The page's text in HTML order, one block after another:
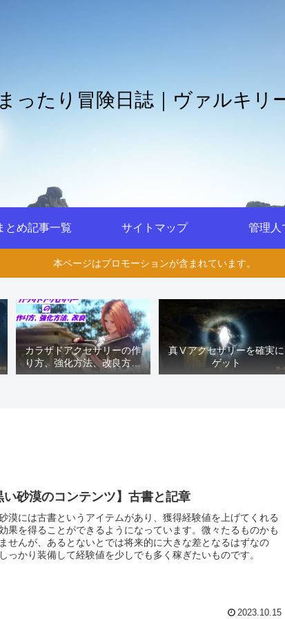
ったり冒険日誌｜ヴァルキリ
とめ記事一覧 サイトマップ 管理人
本ページはプロモーションが含まれています。
カラザドアクセサリーの作
り方、強化方法、改良方法
などまとめ【黒い砂漠冒険
真Ⅴアクセサリーを確実に
ゲット
い砂漠のコンテンツ】古書と記章
漠には古書というアイテムがあり、獲得経験値を上げてくれる
果を得ることができるようになっています。微々たるものかも
せんが、あるとないとでは将来的に大きな差となるはずなの
っかり装備して経験値を少しでも多く稼ぎたいものです。
2023.10.15